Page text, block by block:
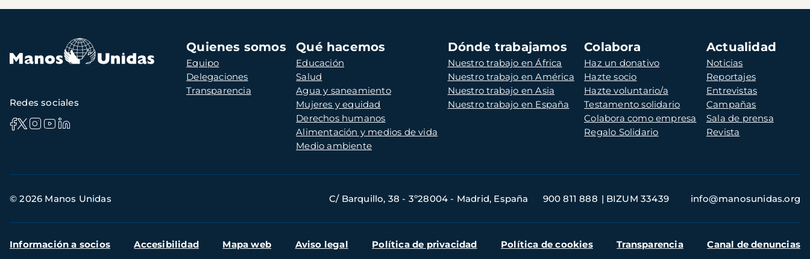
Navegación
principal
Quienes somos
Equipo
Delegaciones
Transparencia
Qué hacemos
Educación
Salud
Agua y saneamiento
Mujeres y equidad
Derechos humanos
Alimentación y medios de vida
Medio ambiente
Dónde trabajamos
Nuestro trabajo en África
Nuestro trabajo en América
Nuestro trabajo en Asia
Nuestro trabajo en España
Colabora
Haz un donativo
Hazte socio
Hazte voluntario/a
Testamento solidario
Colabora como empresa
Regalo Solidario
Actualidad
Noticias
Reportajes
Entrevistas
Campañas
Sala de prensa
Revista
Redes sociales
de
© 2026 Manos Unidas C/ Barquillo, 38 - 3º28004 - Madrid, España 900 811 888 BIZUM 33439 info@manosunidas.org
Menú
Información a socios Accesibilidad Mapa web Aviso legal Política de privacidad Política de cookies Transparencia Canal de denuncias